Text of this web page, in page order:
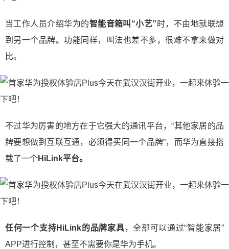
当工作人员介绍华为的智能音箱叫“小艺” 时，不由地就联想
到另一个品牌。功能同样，叫法也差不多，很难不拿来做对
比。
不过华为厉害的地方在于它强大的通讯平台，“其他家居的品
牌要想做到互联互通，必须得买同一个品牌”，而华为直接搭
载了一个HiLink平台。
任何一个支持HiLink的品牌家具，全部可以通过“智能家居”
APP进行控制，甚至不需要你是华为手机。